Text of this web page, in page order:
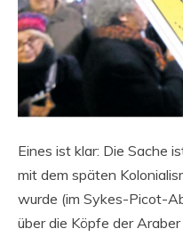
Eines ist klar: Die Sache
mit dem späten
wurde (im Sykes-Picot-
über die Köpfe der